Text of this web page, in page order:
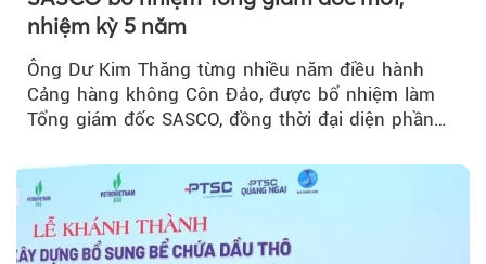
nhiệm kỳ 5 năm
Ông Dư Kim Thăng từng nhiều năm điều hành
Cảng hàng không Côn Đảo, được bổ nhiệm làm
Tổng giám đốc SASCO, đồng thời đại diện phần